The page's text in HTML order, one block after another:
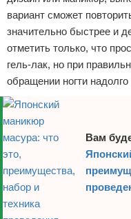
вариант сможет
значительно быстрее и
отметить только, что
гель-лак, но при
обращении ногти
Вам